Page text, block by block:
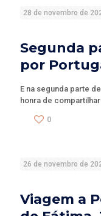
28 de novembro de
Segunda
por
E na segunda parte
honra de
0
26 de novembro de
Viagem a